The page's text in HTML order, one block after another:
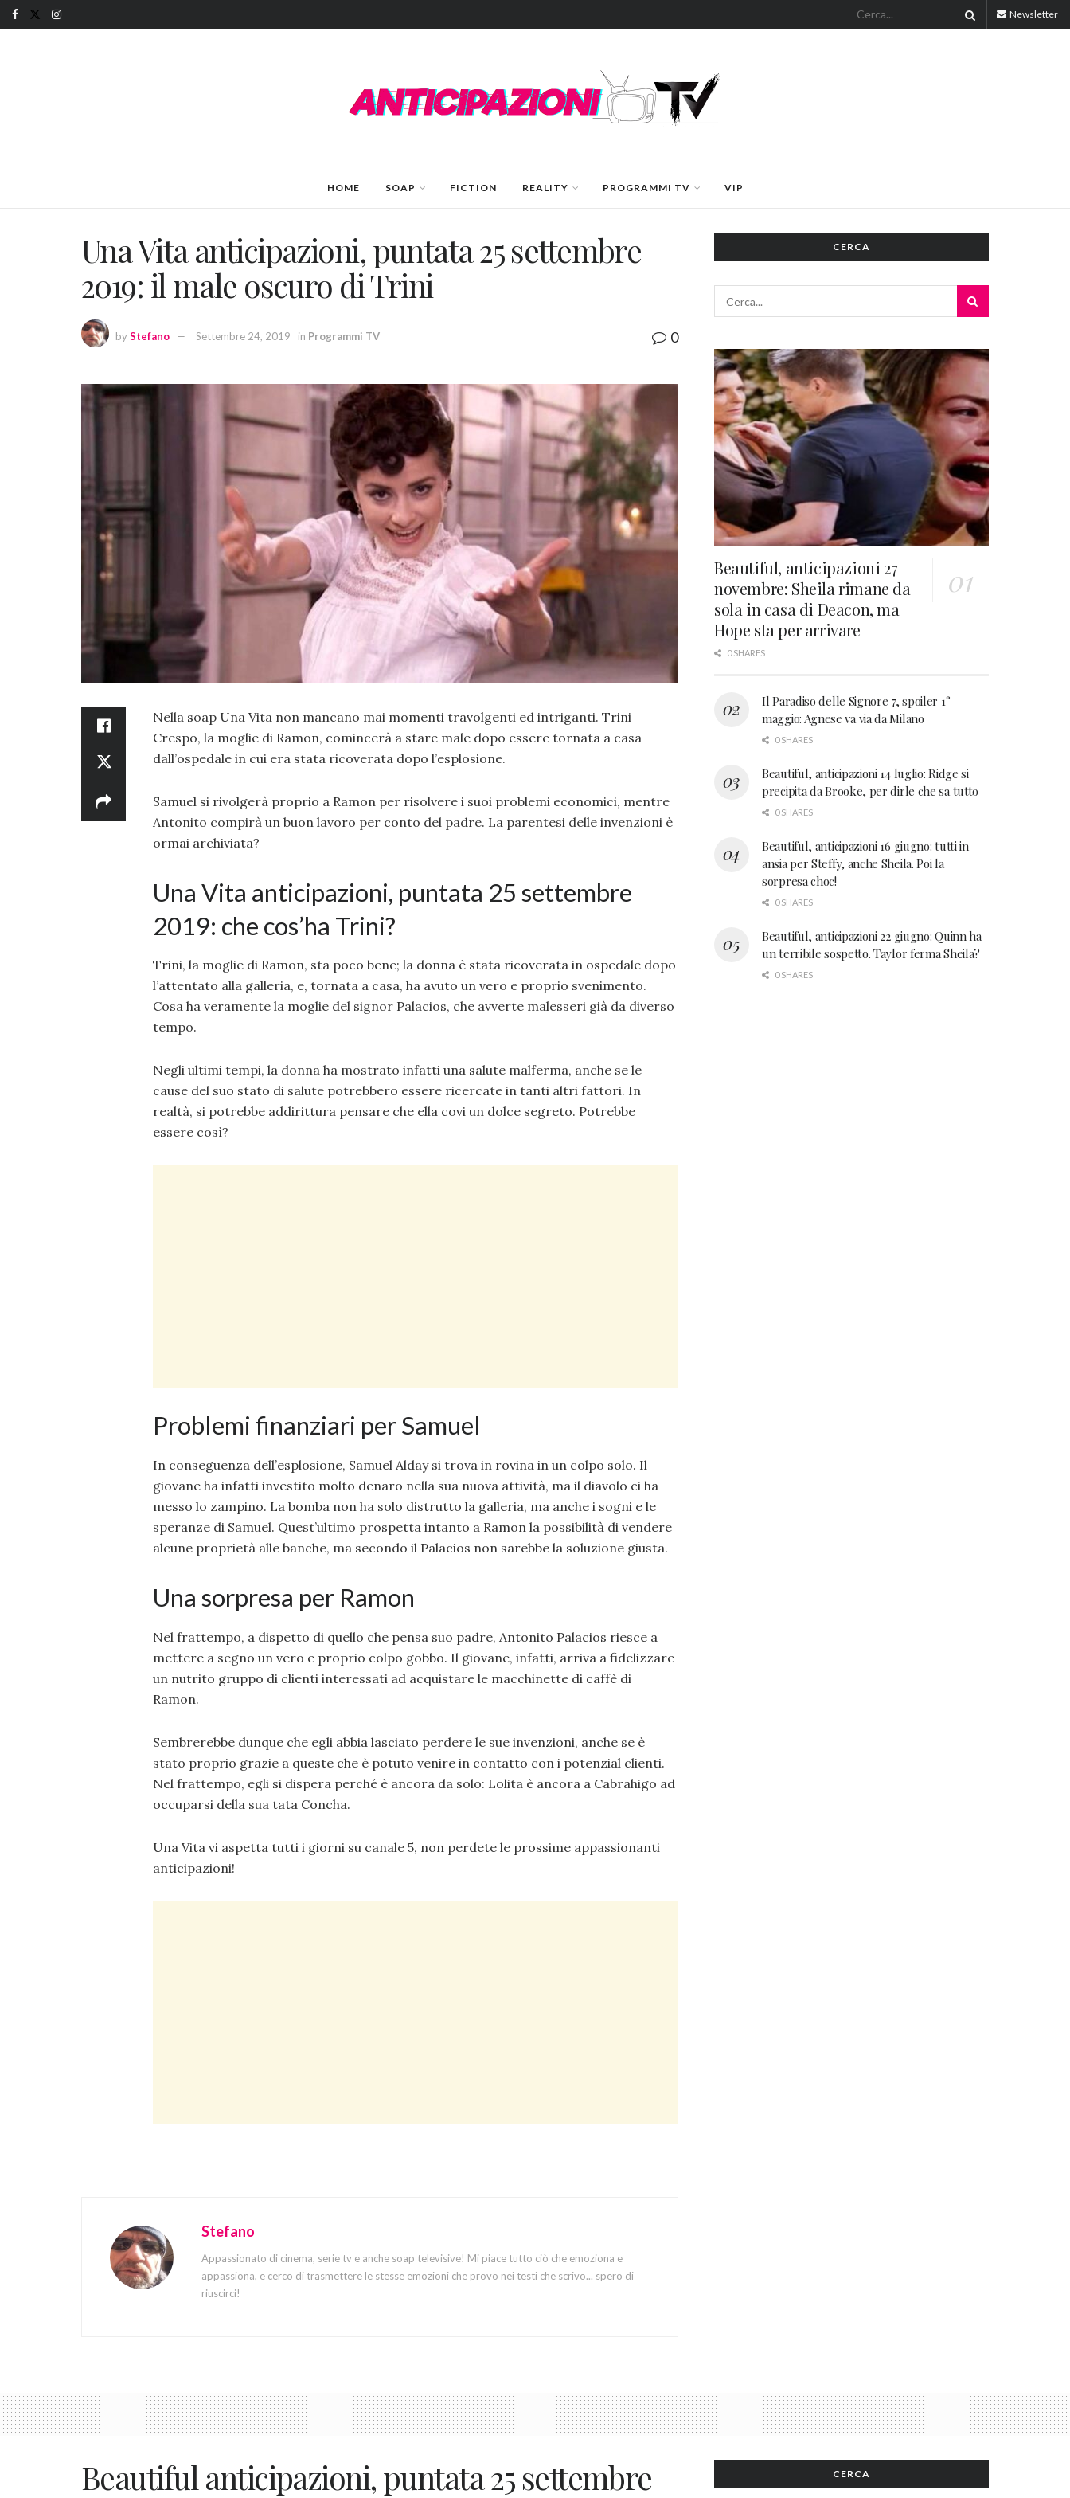
Newsletter
HOME SOAP FICTION REALITY PROGRAMMI TV VIP
Una Vita anticipazioni, puntata 25 settembre
2019: il male oscuro di Trini
byStefano Settembre 24, 2019 in Programmi TV 0
Nella soap Una Vita non mancano mai momenti travolgenti ed intriganti. Trini
Crespo, la moglie di Ramon, comincerà a stare male dopo essere tornata a casa
dall’ospedale in cui era stata ricoverata dopo l’esplosione.
Samuel si rivolgerà proprio a Ramon per risolvere i suoi problemi economici, mentre
Antonito compirà un buon lavoro per conto del padre. La parentesi delle invenzioni è
ormai archiviata?
Una Vita anticipazioni, puntata 25 settembre
2019: che cos’ha Trini?
Trini, la moglie di Ramon, sta poco bene; la donna è stata ricoverata in ospedale dopo
l’attentato alla galleria, e, tornata a casa, ha avuto un vero e proprio svenimento.
Cosa ha veramente la moglie del signor Palacios, che avverte malesseri già da diverso
tempo.
Negli ultimi tempi, la donna ha mostrato infatti una salute malferma, anche se le
cause del suo stato di salute potrebbero essere ricercate in tanti altri fattori. In
realtà, si potrebbe addirittura pensare che ella covi un dolce segreto. Potrebbe
essere così?
Problemi finanziari per Samuel
In conseguenza dell’esplosione, Samuel Alday si trova in rovina in un colpo solo. Il
giovane ha infatti investito molto denaro nella sua nuova attività, ma il diavolo ci ha
messo lo zampino. La bomba non ha solo distrutto la galleria, ma anche i sogni e le
speranze di Samuel. Quest’ultimo prospetta intanto a Ramon la possibilità di vendere
alcune proprietà alle banche, ma secondo il Palacios non sarebbe la soluzione giusta.
Una sorpresa per Ramon
Nel frattempo, a dispetto di quello che pensa suo padre, Antonito Palacios riesce a
mettere a segno un vero e proprio colpo gobbo. Il giovane, infatti, arriva a fidelizzare
un nutrito gruppo di clienti interessati ad acquistare le macchinette di caffè di
Ramon.
Sembrerebbe dunque che egli abbia lasciato perdere le sue invenzioni, anche se è
stato proprio grazie a queste che è potuto venire in contatto con i potenzial clienti.
Nel frattempo, egli si dispera perché è ancora da solo: Lolita è ancora a Cabrahigo ad
occuparsi della sua tata Concha.
Una Vita vi aspetta tutti i giorni su canale 5, non perdete le prossime appassionanti
anticipazioni!
Stefano
Appassionato di cinema, serie tv e anche soap televisive! Mi piace tutto ciò che emoziona e
appassiona, e cerco di trasmettere le stesse emozioni che provo nei testi che scrivo... spero di
riuscirci!
CERCA
Beautiful, anticipazioni 27
novembre: Sheila rimane da
sola in casa di Deacon, ma
Hope sta per arrivare
0 SHARES
Il Paradiso delle Signore 7, spoiler 1°
maggio: Agnese va via da Milano
0 SHARES
Beautiful, anticipazioni 14 luglio: Ridge si
precipita da Brooke, per dirle che sa tutto
0 SHARES
Beautiful, anticipazioni 16 giugno: tutti in
ansia per Steffy, anche Sheila. Poi la
sorpresa choc!
0 SHARES
Beautiful, anticipazioni 22 giugno: Quinn ha
un terribile sospetto. Taylor ferma Sheila?
0 SHARES
Beautiful anticipazioni, puntata 25 settembre
CERCA